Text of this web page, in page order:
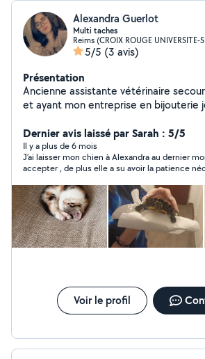
Alexandra Guerlot
Multi taches
Reims (CROIX ROUGE UNIVERSITE-
5/5 (3 avis)
Présentation
Ancienne assistante vétérinaire
et ayant mon entreprise en bijouterie
Dernier avis laissé par Sarah : 5/5
Il y a plus de 6 mois
J’ai laisser mon chien à Alexandra au dernier
accepter , de plus elle a su avoir la patience
plus me donner des conseils au niveau de sa
je recommande fortement Alexandra !
Voir le profil